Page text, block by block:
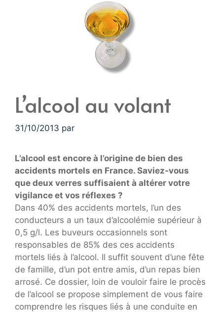
L’alcool au volant
31/10/2013 par
L’alcool est encore à l’origine de bien des
accidents mortels en France. Saviez-vous
que deux verres suffisaient à altérer votre
vigilance et vos réflexes ?
Dans 40% des accidents mortels, l’un des
conducteurs a un taux d’alcoolémie supérieur à
0,5 g/l. Les buveurs occasionnels sont
responsables de 85% des ces accidents
mortels liés à l’alcool. Il suffit souvent d’une fête
de famille, d’un pot entre amis, d’un repas bien
arrosé. Ce dossier, loin de vouloir faire le procès
de l’alcool se propose simplement de vous faire
comprendre les risques liés à une conduite en